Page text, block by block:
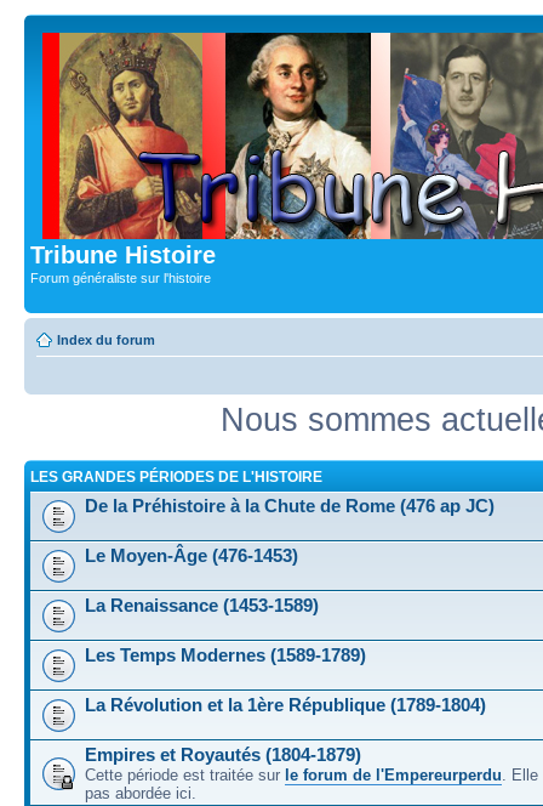
Tribune Histoire
Forum généraliste sur l'histoire
Index du forum
Nous sommes
LES GRANDES PÉRIODES DE L'HISTOIRE
De la Préhistoire à la Chute de Rome (476 ap JC)
Le Moyen-Âge (476-1453)
La Renaissance (1453-1589)
Les Temps Modernes (1589-1789)
La Révolution et la 1ère République (1789-1804)
Empires et Royautés (1804-1879)
Cette période est traitée sur le forum de l'Empereurperdu. Elle
pas abordée ici.